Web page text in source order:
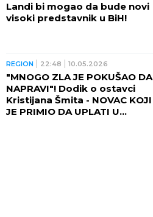
Landi bi mogao da bude novi
visoki predstavnik u BiH!
REGION 22:48 10.05.2026
"MNOGO ZLA JE POKUŠAO DA
NAPRAVI"! Dodik o ostavci
Kristijana Šmita - NOVAC KOJI
JE PRIMIO DA UPLATI U